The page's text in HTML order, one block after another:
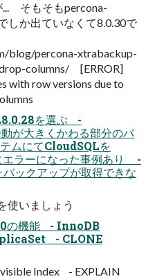
... そもそもpercona-
しか出ていなくて8.0.30で
blog/percona-xtrabackup-
columns/ [ERROR]
with row versions due to
を選ぶ -
が大きくかわる部分のバ
ムにてCloudSQLを
エラーになった事例あり -
ックアップが取得できな
しょう
の機能 - InnoDB
- CLONE
Index - EXPLAIN